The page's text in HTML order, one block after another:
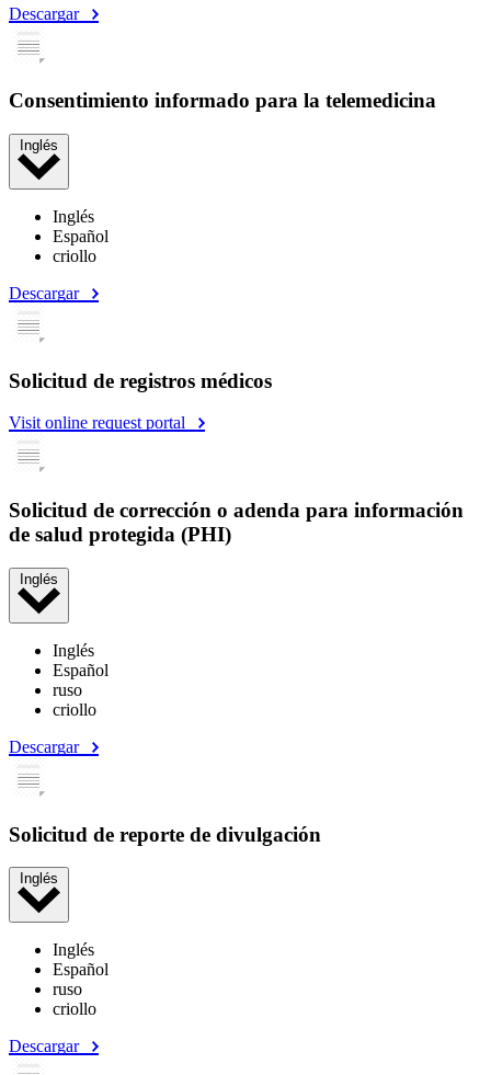
Descargar
Consentimiento informado para la telemedicina
Inglés
Inglés
Español
criollo
Descargar
Solicitud de registros médicos
Visit online request portal
Solicitud de corrección o adenda para información
de salud protegida (PHI)
Inglés
Inglés
Español
ruso
criollo
Descargar
Solicitud de reporte de divulgación
Inglés
Inglés
Español
ruso
criollo
Descargar